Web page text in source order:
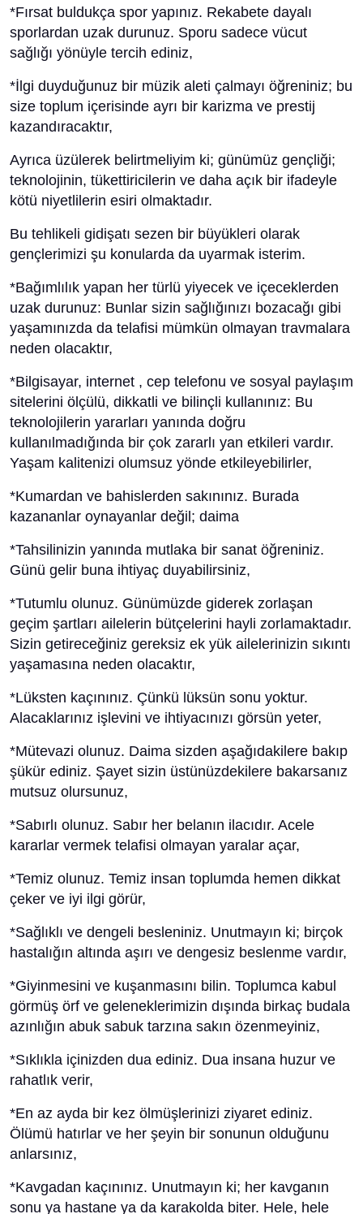
*Fırsat buldukça spor yapınız. Rekabete dayalı
sporlardan uzak durunuz. Sporu sadece vücut
sağlığı yönüyle tercih ediniz,
*İlgi duyduğunuz bir müzik aleti çalmayı öğreniniz; bu
size toplum içerisinde ayrı bir karizma ve prestij
kazandıracaktır,
Ayrıca üzülerek belirtmeliyim ki; günümüz gençliği;
teknolojinin, tükettiricilerin ve daha açık bir ifadeyle
kötü niyetlilerin esiri olmaktadır.
Bu tehlikeli gidişatı sezen bir büyükleri olarak
gençlerimizi şu konularda da uyarmak isterim.
*Bağımlılık yapan her türlü yiyecek ve içeceklerden
uzak durunuz: Bunlar sizin sağlığınızı bozacağı gibi
yaşamınızda da telafisi mümkün olmayan travmalara
neden olacaktır,
*Bilgisayar, internet , cep telefonu ve sosyal paylaşım
sitelerini ölçülü, dikkatli ve bilinçli kullanınız: Bu
teknolojilerin yararları yanında doğru
kullanılmadığında bir çok zararlı yan etkileri vardır.
Yaşam kalitenizi olumsuz yönde etkileyebilirler,
*Kumardan ve bahislerden sakınınız. Burada
kazananlar oynayanlar değil; daima
*Tahsilinizin yanında mutlaka bir sanat öğreniniz.
Günü gelir buna ihtiyaç duyabilirsiniz,
*Tutumlu olunuz. Günümüzde giderek zorlaşan
geçim şartları ailelerin bütçelerini hayli zorlamaktadır.
Sizin getireceğiniz gereksiz ek yük ailelerinizin sıkıntı
yaşamasına neden olacaktır,
*Lüksten kaçınınız. Çünkü lüksün sonu yoktur.
Alacaklarınız işlevini ve ihtiyacınızı görsün yeter,
*Mütevazi olunuz. Daima sizden aşağıdakilere bakıp
şükür ediniz. Şayet sizin üstünüzdekilere bakarsanız
mutsuz olursunuz,
*Sabırlı olunuz. Sabır her belanın ilacıdır. Acele
kararlar vermek telafisi olmayan yaralar açar,
*Temiz olunuz. Temiz insan toplumda hemen dikkat
çeker ve iyi ilgi görür,
*Sağlıklı ve dengeli besleniniz. Unutmayın ki; birçok
hastalığın altında aşırı ve dengesiz beslenme vardır,
*Giyinmesini ve kuşanmasını bilin. Toplumca kabul
görmüş örf ve geleneklerimizin dışında birkaç budala
azınlığın abuk sabuk tarzına sakın özenmeyiniz,
*Sıklıkla içinizden dua ediniz. Dua insana huzur ve
rahatlık verir,
*En az ayda bir kez ölmüşlerinizi ziyaret ediniz.
Ölümü hatırlar ve her şeyin bir sonunun olduğunu
anlarsınız,
*Kavgadan kaçınınız. Unutmayın ki; her kavganın
sonu ya hastane ya da karakolda biter. Hele, hele